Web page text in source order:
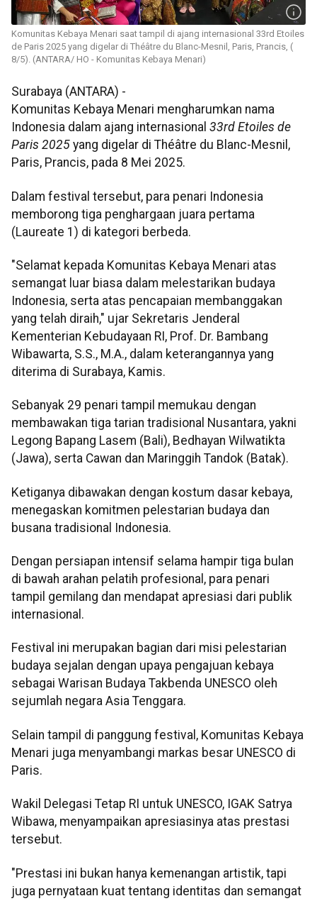
Komunitas Kebaya Menari saat tampil di ajang internasional 33rd Etoiles
de Paris 2025 yang digelar di Théâtre du Blanc-Mesnil, Paris, Prancis, (
8/5). (ANTARA/ HO - Komunitas Kebaya Menari)
Surabaya (ANTARA) -
Komunitas Kebaya Menari mengharumkan nama
Indonesia dalam ajang internasional 33rd Etoiles de
Paris 2025 yang digelar di Théâtre du Blanc-Mesnil,
Paris, Prancis, pada 8 Mei 2025.
Dalam festival tersebut, para penari Indonesia
memborong tiga penghargaan juara pertama
(Laureate 1) di kategori berbeda.
"Selamat kepada Komunitas Kebaya Menari atas
semangat luar biasa dalam melestarikan budaya
Indonesia, serta atas pencapaian membanggakan
yang telah diraih," ujar Sekretaris Jenderal
Kementerian Kebudayaan RI, Prof. Dr. Bambang
Wibawarta, S.S., M.A., dalam keterangannya yang
diterima di Surabaya, Kamis.
Sebanyak 29 penari tampil memukau dengan
membawakan tiga tarian tradisional Nusantara, yakni
Legong Bapang Lasem (Bali), Bedhayan Wilwatikta
(Jawa), serta Cawan dan Maringgih Tandok (Batak).
Ketiganya dibawakan dengan kostum dasar kebaya,
menegaskan komitmen pelestarian budaya dan
busana tradisional Indonesia.
Dengan persiapan intensif selama hampir tiga bulan
di bawah arahan pelatih profesional, para penari
tampil gemilang dan mendapat apresiasi dari publik
internasional.
Festival ini merupakan bagian dari misi pelestarian
budaya sejalan dengan upaya pengajuan kebaya
sebagai Warisan Budaya Takbenda UNESCO oleh
sejumlah negara Asia Tenggara.
Selain tampil di panggung festival, Komunitas Kebaya
Menari juga menyambangi markas besar UNESCO di
Paris.
Wakil Delegasi Tetap RI untuk UNESCO, IGAK Satrya
Wibawa, menyampaikan apresiasinya atas prestasi
tersebut.
"Prestasi ini bukan hanya kemenangan artistik, tapi
juga pernyataan kuat tentang identitas dan semangat